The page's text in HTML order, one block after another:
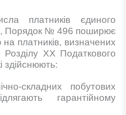
платників єдиного
Порядок № 496 поширює
платників, визначених
Розділу ХХ Податкового
здійснюють:
складних побутових
гарантійному